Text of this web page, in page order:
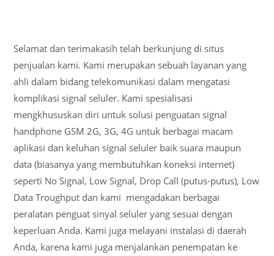
Selamat dan terimakasih telah berkunjung di situs
penjualan kami. Kami merupakan sebuah layanan yang
ahli dalam bidang telekomunikasi dalam mengatasi
komplikasi signal seluler. Kami spesialisasi
mengkhususkan diri untuk solusi penguatan signal
handphone GSM 2G, 3G, 4G untuk berbagai macam
aplikasi dan keluhan signal seluler baik suara maupun
data (biasanya yang membutuhkan koneksi internet)
seperti No Signal, Low Signal, Drop Call (putus-putus), Low
Data Troughput dan kami mengadakan berbagai
peralatan penguat sinyal seluler yang sesuai dengan
keperluan Anda. Kami juga melayani instalasi di daerah
Anda, karena kami juga menjalankan penempatan ke